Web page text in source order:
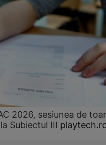
2026, sesiunea de
Subiectul III